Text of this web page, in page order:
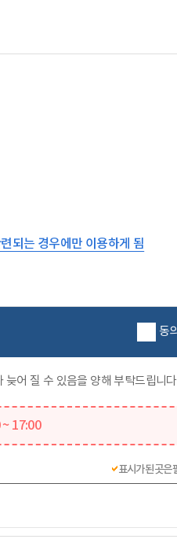
되는 경우에만 이용하게 됨
동
늦어 질 수 있음을 양해 부탁드립니
17:00
표시가 된 곳은